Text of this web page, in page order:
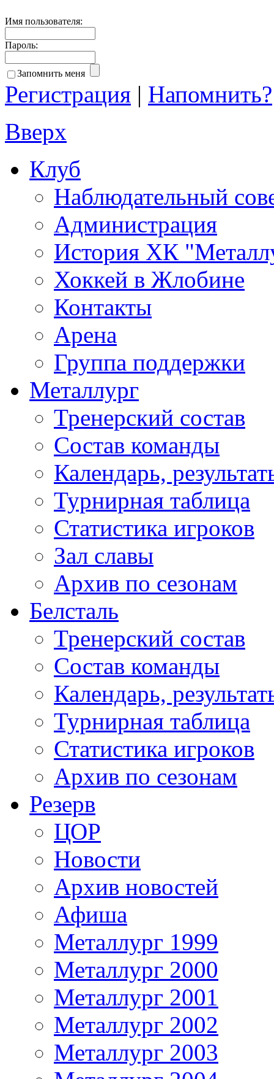
Имя пользователя:
Пароль:
Запомнить меня
Регистрация | Напомнить?
Вверх
Клуб
Наблюдательный
Администрация
История ХК
Хоккей в Жлобине
Контакты
Арена
Группа поддержки
Металлург
Тренерский состав
Состав команды
Календарь,
Турнирная таблица
Статистика игроков
Зал славы
Архив по сезонам
Белсталь
Тренерский состав
Состав команды
Календарь,
Турнирная таблица
Статистика игроков
Архив по сезонам
Резерв
ЦОР
Новости
Архив новостей
Афиша
Металлург 1999
Металлург 2000
Металлург 2001
Металлург 2002
Металлург 2003